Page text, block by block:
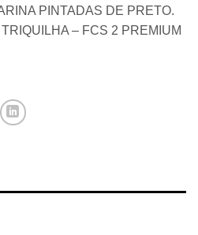
PINTADAS DE PRETO.
TRIQUILHA – FCS 2 PREMIUM